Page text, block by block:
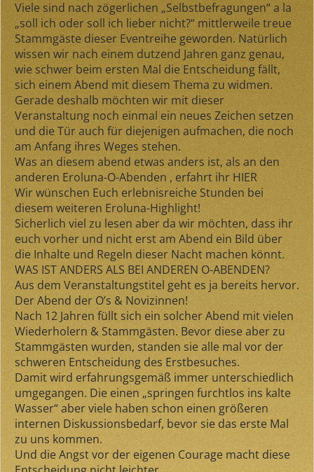
Viele sind nach zögerlichen „Selbstbefragungen“ a la
„soll ich oder soll ich lieber nicht?“ mittlerweile treue
Stammgäste dieser Eventreihe geworden. Natürlich
wissen wir nach einem dutzend Jahren ganz genau,
wie schwer beim ersten Mal die Entscheidung fällt,
sich einem Abend mit diesem Thema zu widmen.
Gerade deshalb möchten wir mit dieser
Veranstaltung noch einmal ein neues Zeichen setzen
und die Tür auch für diejenigen aufmachen, die noch
am Anfang ihres Weges stehen.
Was an diesem abend etwas anders ist, als an den
anderen Eroluna-O-Abenden , erfahrt ihr HIER
Wir wünschen Euch erlebnisreiche Stunden bei
diesem weiteren Eroluna-Highlight!
Sicherlich viel zu lesen aber da wir möchten, dass ihr
euch vorher und nicht erst am Abend ein Bild über
die Inhalte und Regeln dieser Nacht machen könnt.
WAS IST ANDERS ALS BEI ANDEREN O-ABENDEN?
Aus dem Veranstaltungstitel geht es ja bereits hervor.
Der Abend der O’s & Novizinnen!
Nach 12 Jahren füllt sich ein solcher Abend mit vielen
Wiederholern & Stammgästen. Bevor diese aber zu
Stammgästen wurden, standen sie alle mal vor der
schweren Entscheidung des Erstbesuches.
Damit wird erfahrungsgemäß immer unterschiedlich
umgegangen. Die einen „springen furchtlos ins kalte
Wasser“ aber viele haben schon einen größeren
internen Diskussionsbedarf, bevor sie das erste Mal
zu uns kommen.
Und die Angst vor der eigenen Courage macht diese